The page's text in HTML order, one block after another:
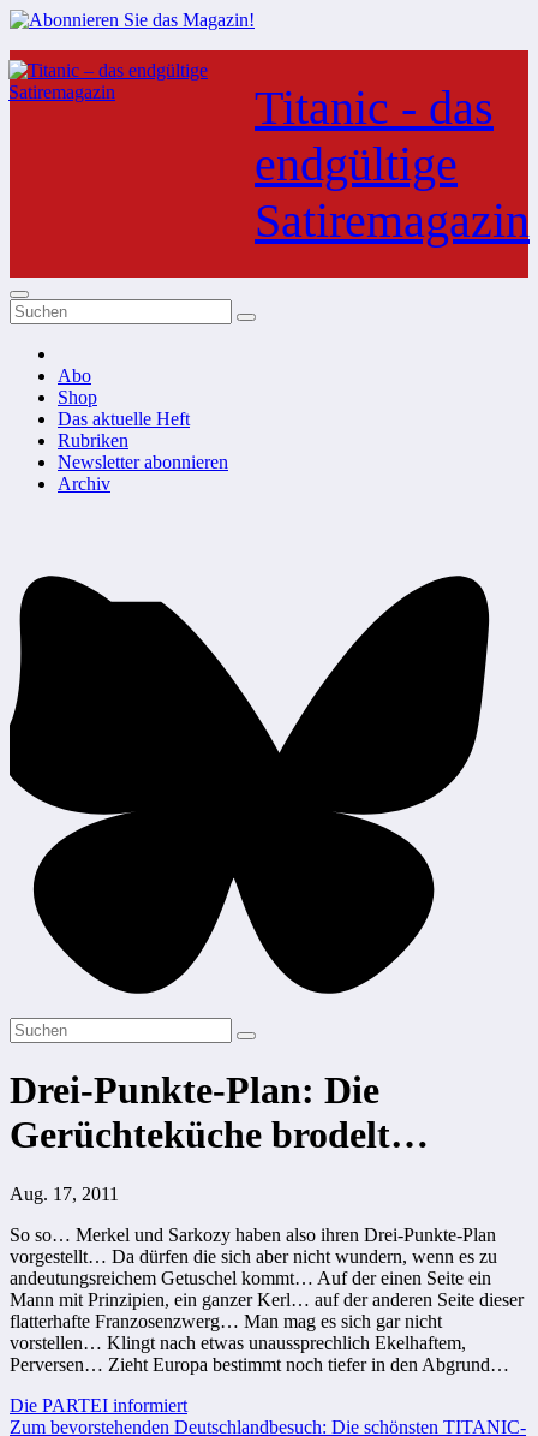
Zum
Inhalt
springen
Titanic - das
endgültige
Satiremagazin
Abo
Shop
Das aktuelle Heft
Rubriken
Newsletter abonnieren
Archiv
Drei-Punkte-Plan: Die
Gerüchteküche brodelt…
Aug. 17, 2011
So so… Merkel und Sarkozy haben also ihren Drei-Punkte-Plan
vorgestellt… Da dürfen die sich aber nicht wundern, wenn es zu
andeutungsreichem Getuschel kommt… Auf der einen Seite ein
Mann mit Prinzipien, ein ganzer Kerl… auf der anderen Seite dieser
flatterhafte Franzosenzwerg… Man mag es sich gar nicht
vorstellen… Klingt nach etwas unaussprechlich Ekelhaftem,
Perversen… Zieht Europa bestimmt noch tiefer in den Abgrund…
Beitragsnavigation
Die PARTEI informiert
Zum bevorstehenden Deutschlandbesuch: Die schönsten TITANIC-